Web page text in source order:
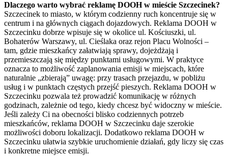
Dlaczego warto wybrać reklamę DOOH w mieście Szczecinek?
Szczecinek to miasto, w którym codzienny ruch koncentruje się w
centrum i na głównych ciągach dojazdowych. Reklama DOOH w
Szczecinku dobrze wpisuje się w okolice ul. Kościuszki, ul.
Bohaterów Warszawy, ul. Cieślaka oraz rejon Placu Wolności –
tam, gdzie mieszkańcy załatwiają sprawy, dojeżdżają i
przemieszczają się między punktami usługowymi. W praktyce
oznacza to możliwość zaplanowania emisji w miejscach, które
naturalnie „zbierają” uwagę: przy trasach przejazdu, w pobliżu
usług i w punktach częstych przejść pieszych. Reklama DOOH w
Szczecinku pozwala też prowadzić komunikację w różnych
godzinach, zależnie od tego, kiedy chcesz być widoczny w mieście.
Jeśli zależy Ci na obecności blisko codziennych potrzeb
mieszkańców, reklama DOOH w Szczecinku daje szerokie
możliwości doboru lokalizacji. Dodatkowo reklama DOOH w
Szczecinku ułatwia szybkie uruchomienie działań, gdy liczy się czas
i konkretne miejsce emisji.